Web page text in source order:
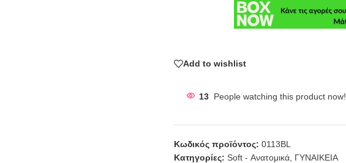
Add to wishlist
13 People watching this product now!
Κωδικός προϊόντος: 0113BL
Κατηγορίες: Soft - Ανατομικά, ΓΥΝΑΙΚΕΙΑ